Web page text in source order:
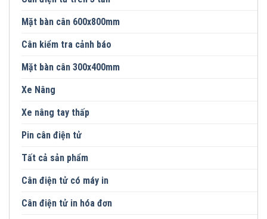
Mặt bàn cân 600x800mm
Cân kiểm tra cảnh báo
Mặt bàn cân 300x400mm
Xe Nâng
Xe nâng tay thấp
Pin cân điện tử
Tất cả sản phẩm
Cân điện tử có máy in
Cân điện tử in hóa đơn